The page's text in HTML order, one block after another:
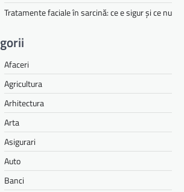
Tratamente faciale în sarcină: ce e sigur și ce nu
Afaceri
Agricultura
Arhitectura
Arta
Asigurari
Auto
Banci